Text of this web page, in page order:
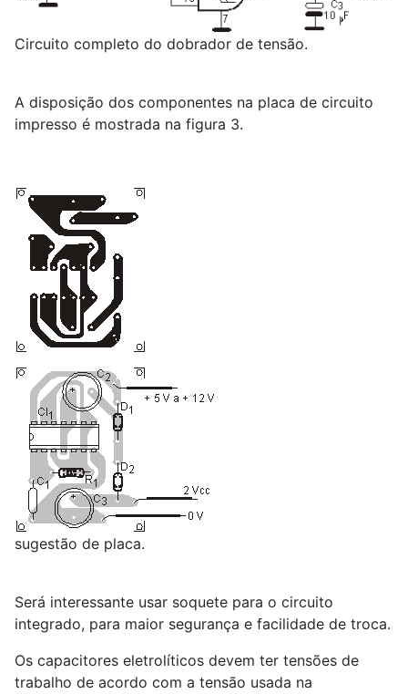
Circuito completo do dobrador de tensão.
A disposição dos componentes na placa de circuito
impresso é mostrada na figura 3.
sugestão de placa.
Será interessante usar soquete para o circuito
integrado, para maior segurança e facilidade de troca.
Os capacitores eletrolíticos devem ter tensões de
trabalho de acordo com a tensão usada na